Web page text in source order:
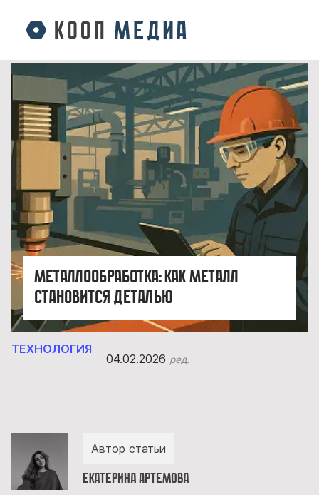
Металлообработка: как металл
становится деталью
ТЕХНОЛОГИЯ
04.02.2026 ред.
Автор статьи
Екатерина Артемова